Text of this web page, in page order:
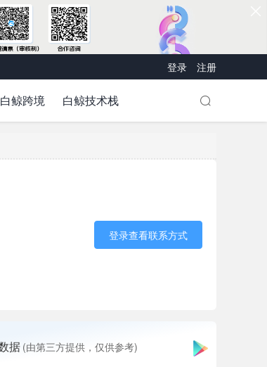
登录 注册
白鲸跨境 白鲸技术栈
登录查看联系方式
据 (由第三方提供，仅供参考)